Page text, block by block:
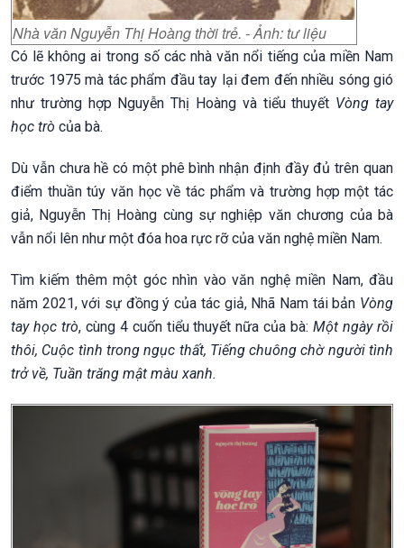
Nhà văn Nguyễn Thị Hoàng thời trẻ. - Ảnh: tư liệu
Có lẽ không ai trong số các nhà văn nổi tiếng của miền Nam
trước 1975 mà tác phẩm đầu tay lại đem đến nhiều sóng gió
như trường hợp Nguyễn Thị Hoàng và tiểu thuyết Vòng tay
học trò của bà.
Dù vẫn chưa hề có một phê bình nhận định đầy đủ trên quan
điểm thuần túy văn học về tác phẩm và trường hợp một tác
giả, Nguyễn Thị Hoàng cùng sự nghiệp văn chương của bà
vẫn nổi lên như một đóa hoa rực rỡ của văn nghệ miền Nam.
Tìm kiếm thêm một góc nhìn vào văn nghệ miền Nam, đầu
năm 2021, với sự đồng ý của tác giả, Nhã Nam tái bản Vòng
tay học trò, cùng 4 cuốn tiểu thuyết nữa của bà:Một ngày rồi
thôi, Cuộc tình trong ngục thất, Tiếng chuông chờ người tình
trở về, Tuần trăng mật màu xanh.